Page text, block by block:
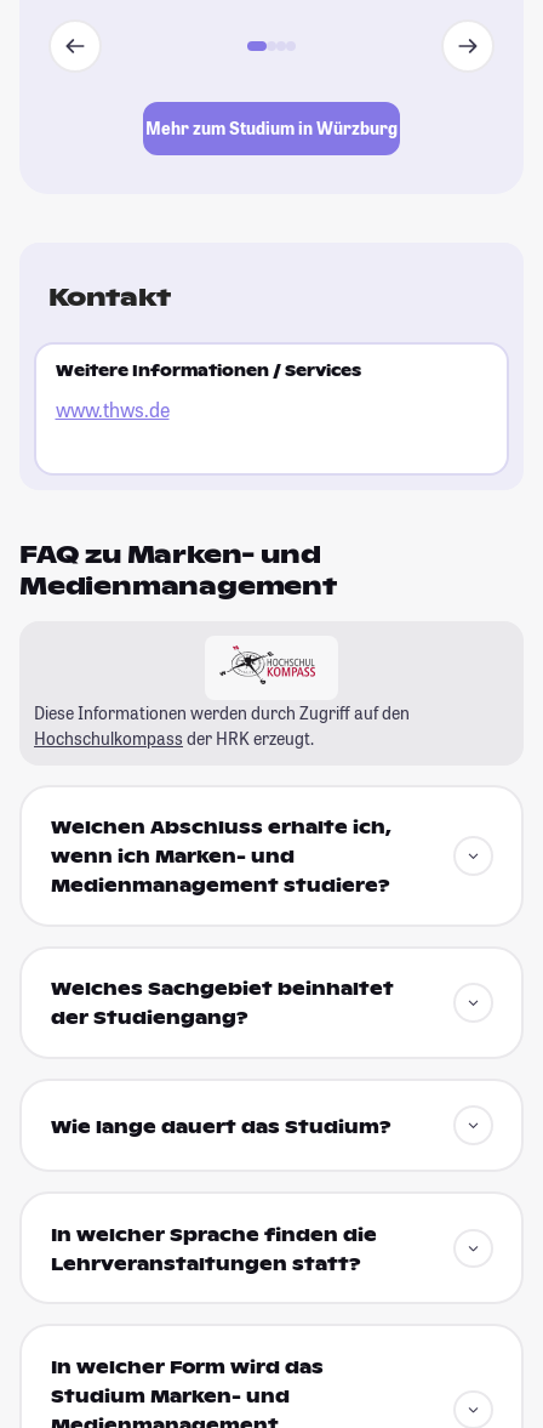
Mehr zum Studium in Würzburg
Kontakt
Weitere Informationen / Services
www.thws.de
FAQ zu Marken- und
Medienmanagement
Diese Informationen werden durch Zugriff auf den
Hochschulkompass der HRK erzeugt.
Welchen Abschluss erhalte ich,
wenn ich Marken- und
Medienmanagement studiere?
Welches Sachgebiet beinhaltet
der Studiengang?
Wie lange dauert das Studium?
In welcher Sprache finden die
Lehrveranstaltungen statt?
In welcher Form wird das
Studium Marken- und